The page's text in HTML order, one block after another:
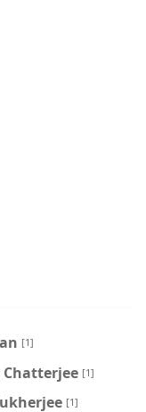
[1]
[1]
[1]